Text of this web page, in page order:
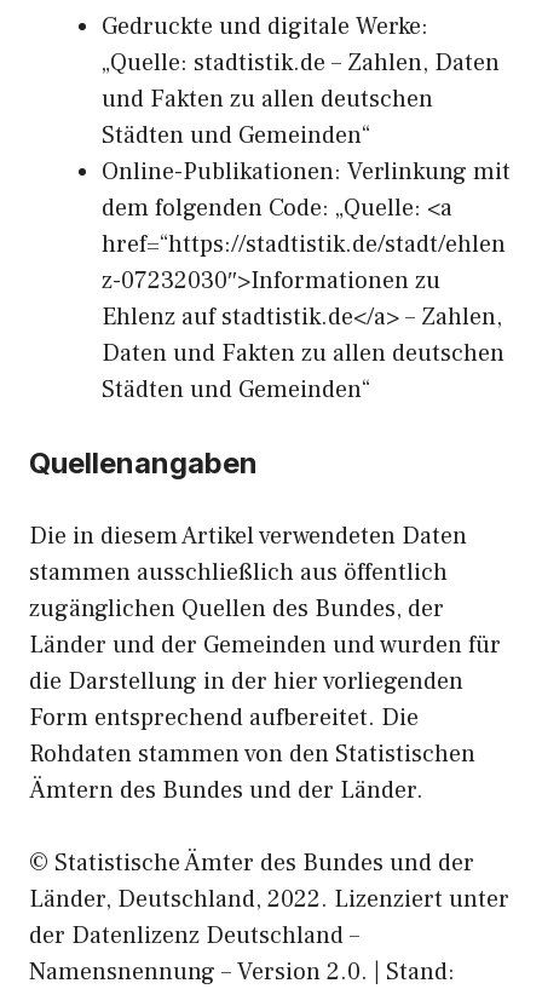
Gedruckte und digitale Werke:
„Quelle: stadtistik.de – Zahlen, Daten
und Fakten zu allen deutschen
Städten und Gemeinden“
Online-Publikationen: Verlinkung mit
dem folgenden Code: „Quelle: <a
href=“https://stadtistik.de/stadt/ehlen
z-07232030″>Informationen zu
Ehlenz auf stadtistik.de</a> – Zahlen,
Daten und Fakten zu allen deutschen
Städten und Gemeinden“
Quellenangaben
Die in diesem Artikel verwendeten Daten
stammen ausschließlich aus öffentlich
zugänglichen Quellen des Bundes, der
Länder und der Gemeinden und wurden für
die Darstellung in der hier vorliegenden
Form entsprechend aufbereitet. Die
Rohdaten stammen von den Statistischen
Ämtern des Bundes und der Länder.
© Statistische Ämter des Bundes und der
Länder, Deutschland, 2022. Lizenziert unter
der Datenlizenz Deutschland –
Namensnennung – Version 2.0. | Stand: